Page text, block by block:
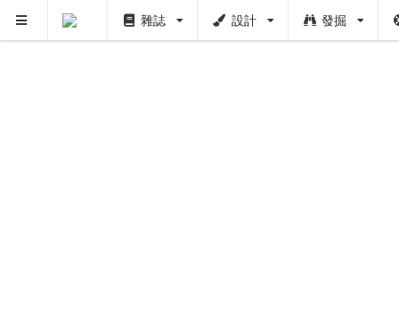
雜誌 設計 發掘